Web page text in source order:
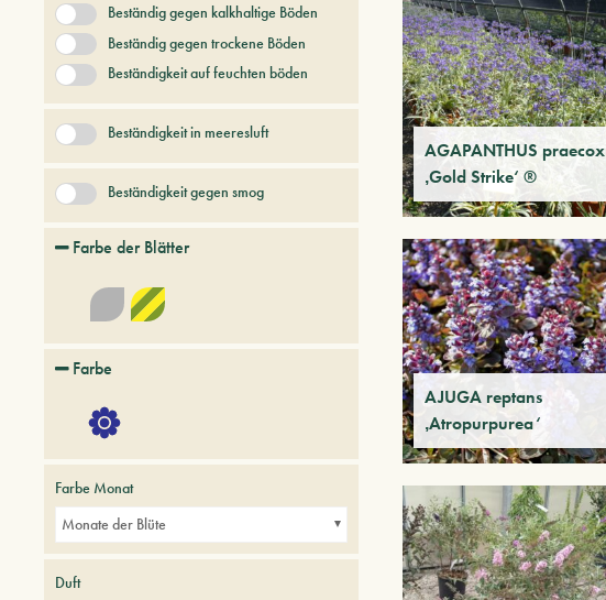
AGAPANTHUS praecox
‚Gold Strike‘ ®
AJUGA reptans
‚Atropurpurea‘
Mehrjährige Kräuter
Schlingpflanzen
Beständig gegen kalkhaltige Böden
Beständig gegen trockene Böden
Beständigkeit auf feuchten böden
Beständigkeit in meeresluft
Beständigkeit gegen smog
Farbe der Blätter
Farbe
Farbe Monat
Monate der Blüte
Duft